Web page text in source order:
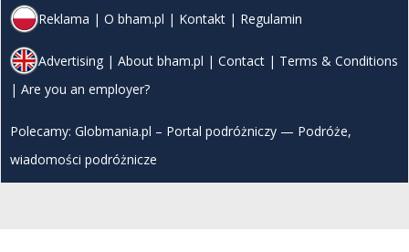
Reklama | O bham.pl | Kontakt | Regulamin
Advertising | About bham.pl | Contact | Terms & Conditions
| Are you an employer?
Polecamy: Globmania.pl – Portal podróżniczy — Podróże,
wiadomości podróżnicze